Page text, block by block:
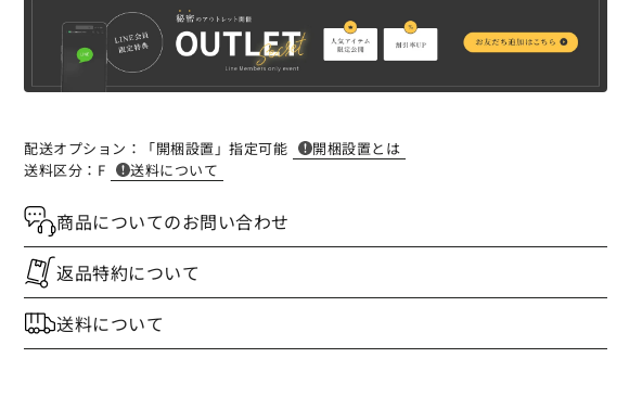
配送オプション： 「開梱設置」指定可能
開梱設置とは
送料区分： F 送料について
商品についてのお問い合わせ
返品特約について
送料について